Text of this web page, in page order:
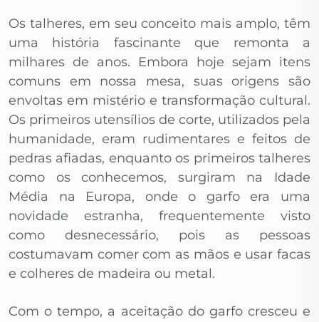
Os talheres, em seu conceito mais amplo, têm
uma história fascinante que remonta a
milhares de anos. Embora hoje sejam itens
comuns em nossa mesa, suas origens são
envoltas em mistério e transformação cultural.
Os primeiros utensílios de corte, utilizados pela
humanidade, eram rudimentares e feitos de
pedras afiadas, enquanto os primeiros talheres
como os conhecemos, surgiram na Idade
Média na Europa, onde o garfo era uma
novidade estranha, frequentemente visto
como desnecessário, pois as pessoas
costumavam comer com as mãos e usar facas
e colheres de madeira ou metal.
Com o tempo, a aceitação do garfo cresceu e